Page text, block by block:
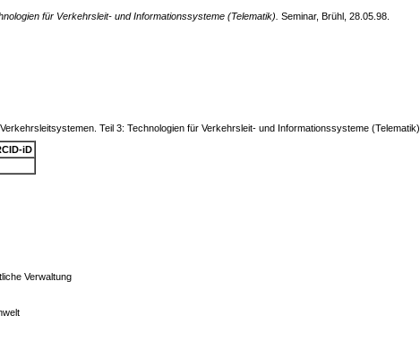
für Verkehrsleit- und Informationssysteme (Telematik). Seminar, Brühl, 28.05.98.
Teil 3: Technologien für Verkehrsleit- und Informationssysteme (Telematik)
iD
Verwaltung